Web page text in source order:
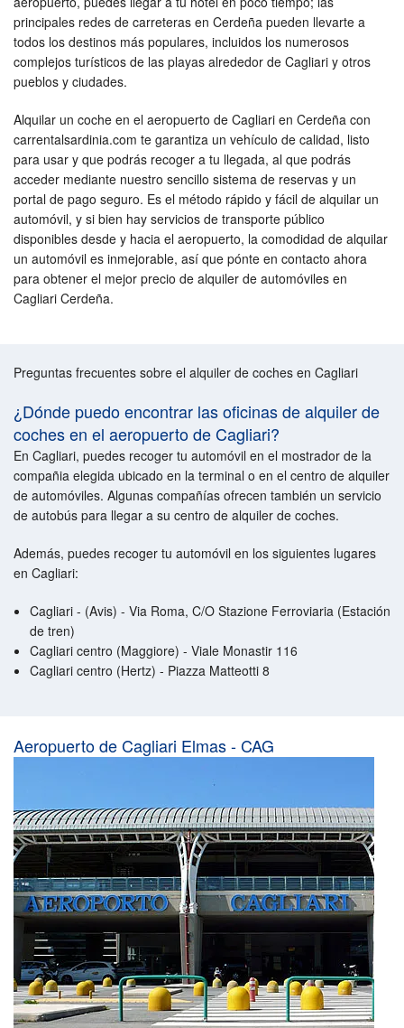
principales redes de carreteras en Cerdeña pueden llevarte a
todos los destinos más populares, incluidos los numerosos
complejos turísticos de las playas alrededor de Cagliari y otros
pueblos y ciudades.
Alquilar un coche en el aeropuerto de Cagliari en Cerdeña con
carrentalsardinia.com te garantiza un vehículo de calidad, listo
para usar y que podrás recoger a tu llegada, al que podrás
acceder mediante nuestro sencillo sistema de reservas y un
portal de pago seguro. Es el método rápido y fácil de alquilar un
automóvil, y si bien hay servicios de transporte público
disponibles desde y hacia el aeropuerto, la comodidad de alquilar
un automóvil es inmejorable, así que pónte en contacto ahora
para obtener el mejor precio de alquiler de automóviles en
Cagliari Cerdeña.
Preguntas frecuentes sobre el alquiler de coches en Cagliari
¿Dónde puedo encontrar las oficinas de alquiler de
coches en el aeropuerto de Cagliari?
En Cagliari, puedes recoger tu automóvil en el mostrador de la
compañia elegida ubicado en la terminal o en el centro de alquiler
de automóviles. Algunas compañías ofrecen también un servicio
de autobús para llegar a su centro de alquiler de coches.
Además, puedes recoger tu automóvil en los siguientes lugares
en Cagliari:
Cagliari - (Avis) - Via Roma, C/O Stazione Ferroviaria (Estación
de tren)
Cagliari centro (Maggiore) - Viale Monastir 116
Cagliari centro (Hertz) - Piazza Matteotti 8
Aeropuerto de Cagliari Elmas - CAG